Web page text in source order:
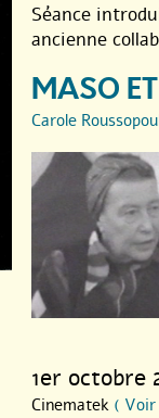
Séance
ancienne
MASO
Carole
1er octobre
Cinematek (